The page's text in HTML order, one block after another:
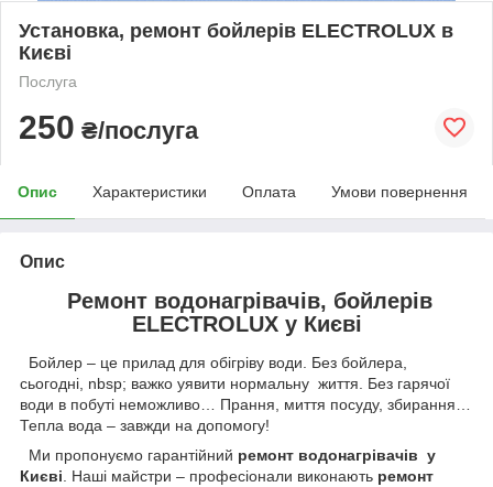
Установка, ремонт бойлерів ELECTROLUX в
Києві
Послуга
250 ₴/послуга
Опис Характеристики Оплата Умови повернення
Опис
Ремонт водонагрівачів, бойлерів
ELECTROLUX у Києві
Бойлер – це прилад для обігріву води. Без бойлера,
сьогодні, nbsp; важко уявити нормальну життя. Без гарячої
води в побуті неможливо… Прання, миття посуду, збирання…
Тепла вода – завжди на допомогу!
Ми пропонуємо гарантійний ремонт водонагрівачів у
Києві. Наші майстри – професіонали виконають ремонт